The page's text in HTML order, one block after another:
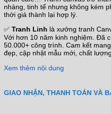
nhàng, tinh tế nhưng không kém
thời giá thành lại hợp lý.
✅ Tranh Linh là xưởng tranh
Với hơn 10 năm kinh nghiệm. Đã
50.000+ công trình. Cam kết
đẹp, cập nhật mẫu mới, chất
Xem thêm nội dung
GIAO NHẬN, THANH TOÁN VÀ